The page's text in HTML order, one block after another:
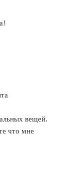
вещей.
что мне